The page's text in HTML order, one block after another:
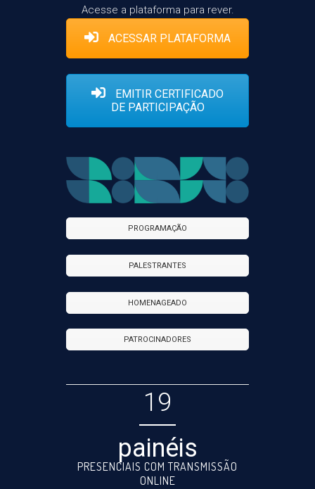
Acesse a plataforma para rever.
ACESSAR PLATAFORMA
EMITIR CERTIFICADO
DE PARTICIPAÇÃO
PROGRAMAÇÃO
PALESTRANTES
HOMENAGEADO
PATROCINADORES
19
painéis
PRESENCIAIS COM TRANSMISSÃO
ONLINE